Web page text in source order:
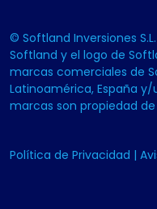
© Softland Inversiones
Softland y el logo de
marcas comerciales de
Latinoamérica, España
marcas son propiedad
Política de Privacidad |